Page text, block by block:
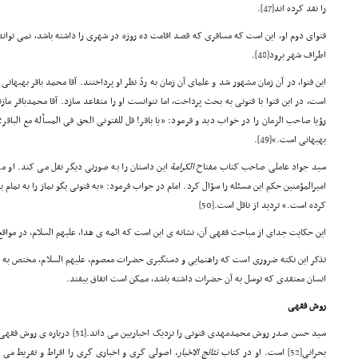
را نقد کرده اند[47]
.
فتوای دوم او، این است که مسافری که قصد اقامت ده روزه در شهری را داشته باشد، نمی
اطراف شهر برود[48]
.
این فتوا، در آن زمان مشهور شد و علمای آن زمان به ردّ نظر او پرداختند. آقا محمد باقر
رؤیا صاحب الزمان را در خواب دید و فرمود: «یا باقر! قل للفتونی الحق فی المسألة مع
بهبهانی است.»[49]
.
سید جواد عاملی صاحب کتاب مفتاحالکرامة این داستان را به صورتی دیگر نقل می کند. او
امیرالمؤمنین حکم این مسئله را سؤال کرد. امام در جواب فرمود: «به فتونی بگو نماز را به
کرده است.» تردید از ناقل است.[50]
این حکایت جدای از مباحث فقهی آن، نشانه ی این است که ائمه ی هدا، علیهم السلام، در مواقع
تذکر این نکته ضروری است که راهنمایی و دستگیری حضرات معصوم، علیهم السلام، مختص به
انسان معتقدی که توسل به آن حضرات داشته باشد، ممکن است اتفاق بیفتد.
روش فقهی
سید حسن صدر روش محمدمهدی فتونی را نزدیک اخباریین می داند.[51]
درباره ی روش
بحرانی[52] است. او در کتابنتائج الاخبار، اصولی گری و اخباری گری را افراط و تفریط